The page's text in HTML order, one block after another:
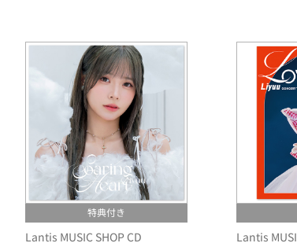
特典付き
Lantis MUSIC SHOP CD Lantis